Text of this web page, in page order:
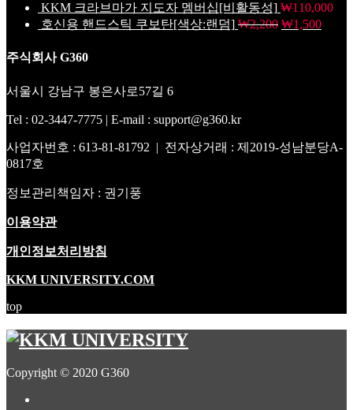
KKM 크라브마가 지도자 멤버십[비활동성] ₩110,000
호신용 핸드스틱 쿠보탄[색상:랜덤] ₩2,200 ₩1,500
주식회사 G360
서울시 강남구 봉은사로57길 6
Tel : 02-3447-7775 | E-mail : support@g360.kr
사업자번호 : 613-81-81792 | 전자상거래 : 제2019-성남분당A-
0817호
정보관리책임자 : 권기풍
이용약관
개인정보처리방침
KKM UNIVERSITY.COM
top
Copyright © 2020 G360